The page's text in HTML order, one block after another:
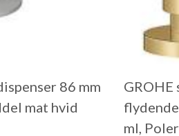
86 mm
mat hvid
ml,